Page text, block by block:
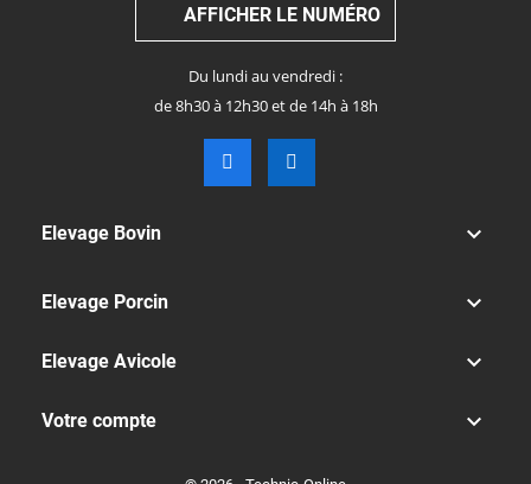
AFFICHER LE NUMÉRO
Du lundi au vendredi :
de 8h30 à 12h30 et de 14h à 18h
Elevage Bovin 
Elevage Porcin 
Elevage Avicole 
Votre compte 